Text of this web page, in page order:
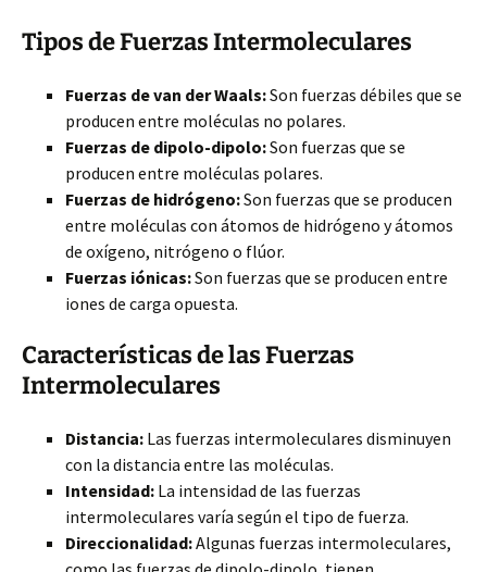
Tipos de Fuerzas Intermoleculares
Fuerzas de van der Waals:Son fuerzas débiles que se
producen entre moléculas no polares.
Fuerzas de dipolo-dipolo:Son fuerzas que se
producen entre moléculas polares.
Fuerzas de hidrógeno:Son fuerzas que se producen
entre moléculas con átomos de hidrógeno y átomos
de oxígeno, nitrógeno o flúor.
Fuerzas iónicas:Son fuerzas que se producen entre
iones de carga opuesta.
Características de las Fuerzas
Intermoleculares
Distancia: Las fuerzas intermoleculares disminuyen
con la distancia entre las moléculas.
Intensidad: La intensidad de las fuerzas
intermoleculares varía según el tipo de fuerza.
Direccionalidad:Algunas fuerzas intermoleculares,